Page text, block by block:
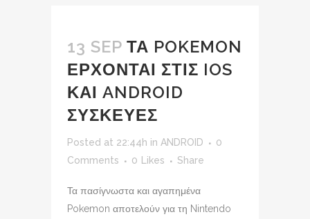
13 SEP ΤΑ POKEMON
ΕΡΧΟΝΤΑΙ ΣΤΙΣ IOS
ΚΑΙ ANDROID
ΣΥΣΚΕΥΕΣ
Posted at 22:44h in ANDROID
0
Comments
0 Likes Share
Τα πασίγνωστα και αγαπημένα
Pokemon αποτελούν για τη Nintendo